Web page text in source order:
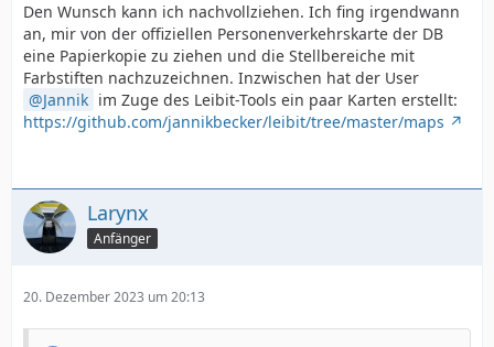
Den Wunsch kann ich nachvollziehen. Ich fing irgendwann
an, mir von der offiziellen Personenverkehrskarte der DB
eine Papierkopie zu ziehen und die Stellbereiche mit
Farbstiften nachzuzeichnen. Inzwischen hat der User
Jannik im Zuge des Leibit-Tools ein paar Karten erstellt:
https://github.com/jannikbecker/leibit/tree/master/maps
Larynx
Anfänger
20. Dezember 2023 um 20:13